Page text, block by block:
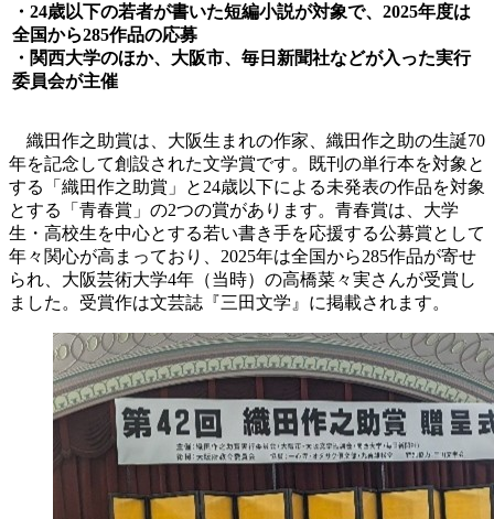
・24歳以下の若者が書いた短編小説が対象で、2025年度は
全国から285作品の応募
・関西大学のほか、大阪市、毎日新聞社などが入った実行
委員会が主催
織田作之助賞は、大阪生まれの作家、織田作之助の生誕70
年を記念して創設された文学賞です。既刊の単行本を対象と
する「織田作之助賞」と24歳以下による未発表の作品を対象
とする「青春賞」の2つの賞があります。青春賞は、大学
生・高校生を中心とする若い書き手を応援する公募賞として
年々関心が高まっており、2025年は全国から285作品が寄せ
られ、大阪芸術大学4年（当時）の高橋菜々実さんが受賞し
ました。受賞作は文芸誌『三田文学』に掲載されます。